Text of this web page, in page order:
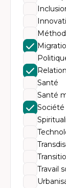
Santé
Santé
Société
Travail